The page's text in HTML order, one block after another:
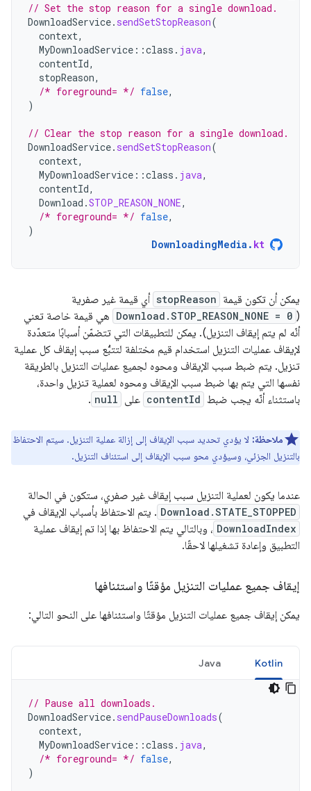
// Set the stop reason for a single download.
DownloadService. sendSetStopReason(
context,
MyDownloadService ::class . java,
contentId,
stopReason,
/* foreground= */ false,
)
// Clear the stop reason for a single download.
DownloadService. sendSetStopReason(
context,
MyDownloadService ::class . java,
contentId,
Download .STOP_REASON_NONE,
/* foreground= */ false,
)
DownloadingMedia . kt
يمكن أن تكون قيمة stopReason أي قيمة غير صفرية
(
Download.STOP_REASON_NONE = 0 هي قيمة خاصة تعني
أنّه لم يتم إيقاف التنزيل). يمكن للتطبيقات التي تتضمّن أسبابًا متعدّدة
لإيقاف عمليات التنزيل استخدام قيم مختلفة لتتبُّع سبب إيقاف كل عملية
تنزيل. يتم ضبط سبب الإيقاف ومحوه لجميع عمليات التنزيل بالطريقة
نفسها التي يتم بها ضبط سبب الإيقاف ومحوه لعملية تنزيل واحدة،
باستثناء أنّه يجب ضبط contentId على null
.
ملاحظة: لا يؤدي تحديد سبب الإيقاف إلى إزالة عملية التنزيل. سيتم الاحتفاظ
بالتنزيل الجزئي، وسيؤدي محو سبب الإيقاف إلى استئناف التنزيل.
عندما يكون لعملية التنزيل سبب إيقاف غير صفري، ستكون في الحالة
Download.STATE_STOPPED . يتم الاحتفاظ بأسباب الإيقاف في
DownloadIndex ، وبالتالي يتم الاحتفاظ بها إذا تم إيقاف عملية
التطبيق وإعادة تشغيلها لاحقًا.
إيقاف جميع عمليات التنزيل مؤقتًا واستئنافها
يمكن إيقاف جميع عمليات التنزيل مؤقتًا واستئنافها على النحو التالي:
Kotlin
Java
// Pause all downloads.
DownloadService. sendPauseDownloads(
context,
MyDownloadService ::class . java,
/* foreground= */ false,
)